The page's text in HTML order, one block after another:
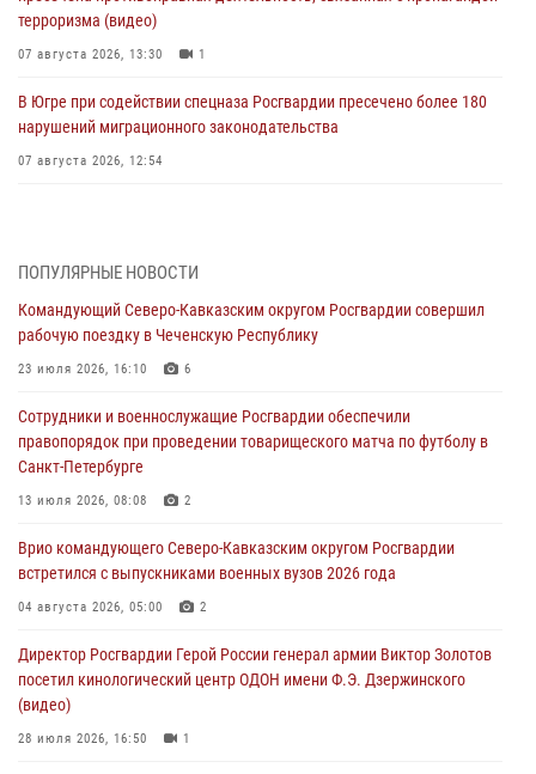
терроризма (видео)
07 августа 2026, 13:30 1
В Югре при содействии спецназа Росгвардии пресечено более 180
нарушений миграционного законодательства
07 августа 2026, 12:54
Росгвардии (видео)
07 августа 2026, 12:20
ветераны военной контрразведки почтили память Николая
Кузнецова
07 августа 2026, 12:00
выпуска «Легенды армии с Александром Маршалом»
07 августа 2026, 12:00
Смольного собора в Санкт-Петербурге (видео)
3 1
ПОПУЛЯРНЫЕ НОВОСТИ
Командующий Северо-Кавказским округом Росгвардии совершил
рабочую поездку в Чеченскую Республику
23 июля 2026, 16:10 6
Сотрудники и военнослужащие Росгвардии обеспечили
правопорядок при проведении товарищеского матча по футболу в
Санкт-Петербурге
13 июля 2026, 08:08 2
Врио командующего Северо-Кавказским округом Росгвардии
встретился с выпускниками военных вузов 2026 года
04 августа 2026, 05:00 2
Директор Росгвардии Герой России генерал армии Виктор Золотов
посетил кинологический центр ОДОН имени Ф.Э. Дзержинского
(видео)
28 июля 2026, 16:50 1